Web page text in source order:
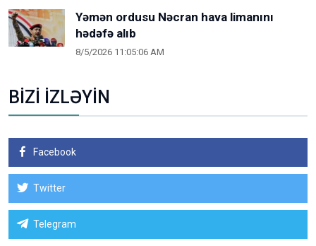
Yəmən ordusu Nəcran hava limanını
hədəfə alıb
8/5/2026 11:05:06 AM
BİZİ İZLƏYİN
Facebook
Twitter
Telegram